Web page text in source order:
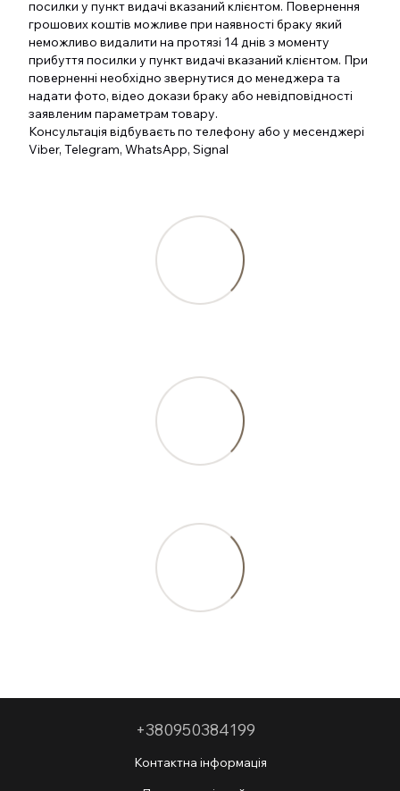
посилки у пункт видачі вказаний клієнтом. Повернення
грошових коштів можливе при наявності браку який
неможливо видалити на протязі 14 днів з моменту
прибуття посилки у пункт видачі вказаний клієнтом. При
поверненні необхідно звернутися до менеджера та
надати фото, відео докази браку або невідповідності
заявленим параметрам товару.
Консультація відбуваєть по телефону або у месенджері
Viber, Telegram, WhatsApp, Signal
+380950384199
Контактна інформація